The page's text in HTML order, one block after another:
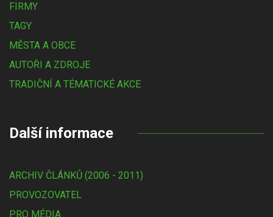
FIRMY
TAGY
MĚSTA A OBCE
AUTOŘI A ZDROJE
TRADIČNÍ A TÉMATICKÉ AKCE
Další informace
ARCHIV ČLÁNKŮ (2006 - 2011)
PROVOZOVATEL
PRO MÉDIA